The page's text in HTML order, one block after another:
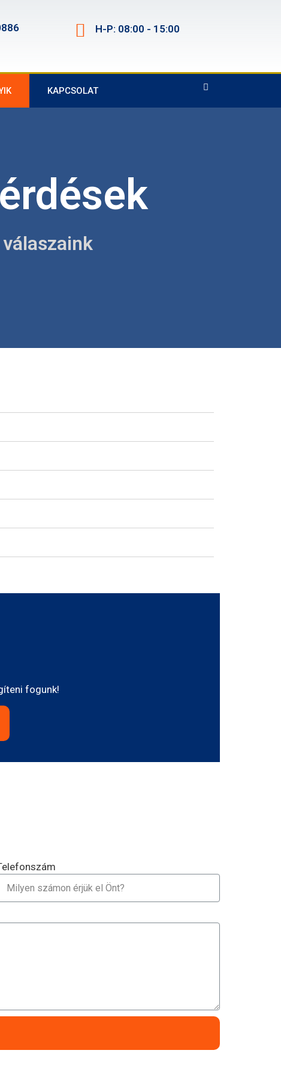
H-P: 08:00 - 15:00
KAPCSOLAT
fogunk!